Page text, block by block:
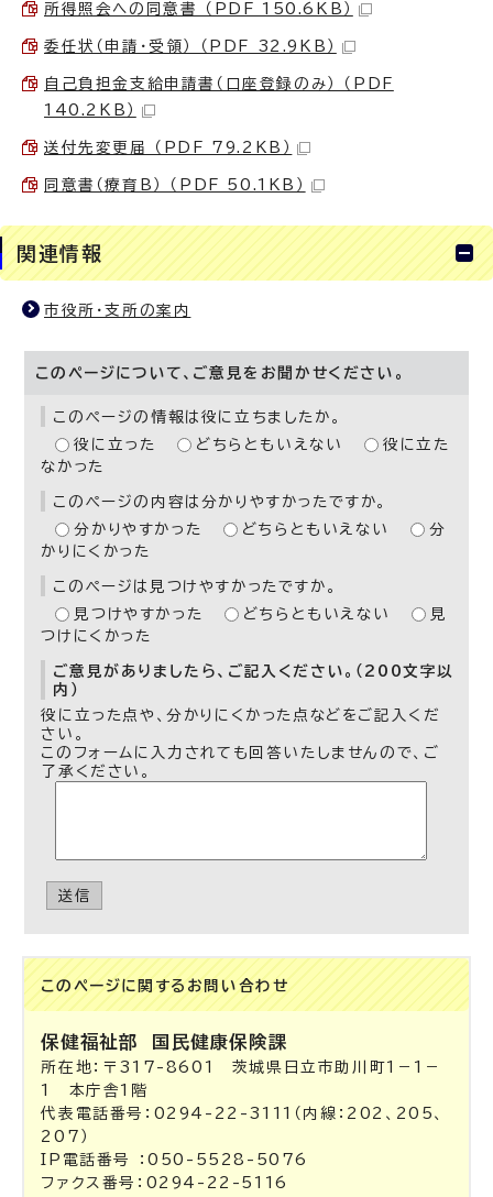
所得照会への同意書 （PDF 150.6KB）
委任状（申請・受領） （PDF 32.9KB）
自己負担金支給申請書（口座登録のみ） （PDF
140.2KB）
送付先変更届 （PDF 79.2KB）
同意書（療育B） （PDF 50.1KB）
関連情報
市役所・支所の案内
このページについて、ご意見をお聞かせください。
このページの情報は役に立ちましたか。
役に立った
どちらともいえない
役に立た
なかった
このページの内容は分かりやすかったですか。
分かりやすかった
どちらともいえない
分
かりにくかった
このページは見つけやすかったですか。
見つけやすかった
どちらともいえない
見
つけにくかった
ご意見がありましたら、ご記入ください。（200文字以
内）
役に立った点や、分かりにくかった点などをご記入くだ
さい。
このフォームに入力されても回答いたしませんので、ご
了承ください。
送信
このページに関する お問い合わせ
保健福祉部 国民健康保険課
所在地：〒317-8601 茨城県日立市助川町1－1－
1 本庁舎1階
代表電話番号：0294-22-3111（内線：202、205、
207）
IP電話番号 ：050-5528-5076
ファクス番号：0294-22-5116